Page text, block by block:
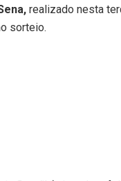
realizado nesta
sorteio.